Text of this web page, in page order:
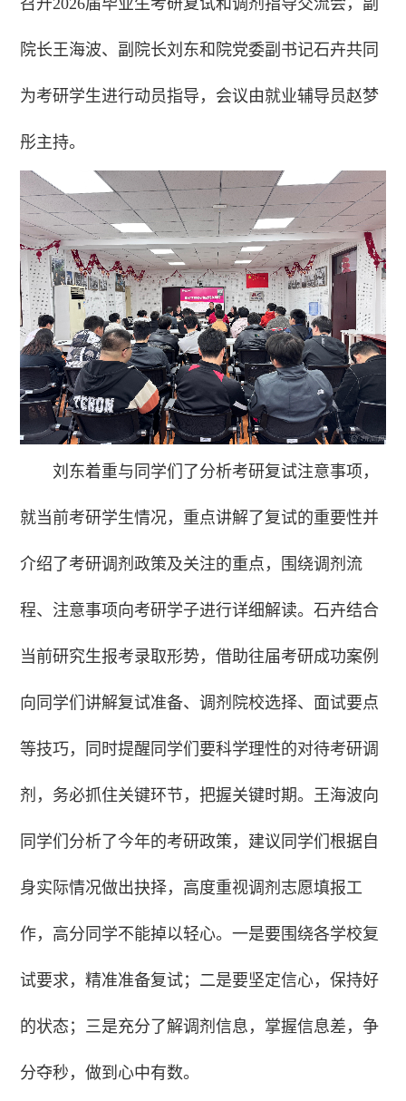
院长王海波、副院长刘东和院党委副书记石卉共同
为考研学生进行动员指导，会议由就业辅导员赵梦
彤主持。
刘东着重与同学们了分析考研复试注意事项，
就当前考研学生情况，重点讲解了复试的重要性并
介绍了考研调剂政策及关注的重点，围绕调剂流
程、注意事项向考研学子进行详细解读。石卉结合
当前研究生报考录取形势，借助往届考研成功案例
向同学们讲解复试准备、调剂院校选择、面试要点
等技巧，同时提醒同学们要科学理性的对待考研调
剂，务必抓住关键环节，把握关键时期。王海波向
同学们分析了今年的考研政策，建议同学们根据自
身实际情况做出抉择，高度重视调剂志愿填报工
作，高分同学不能掉以轻心。一是要围绕各学校复
试要求，精准准备复试；二是要坚定信心，保持好
的状态；三是充分了解调剂信息，掌握信息差，争
分夺秒，做到心中有数。